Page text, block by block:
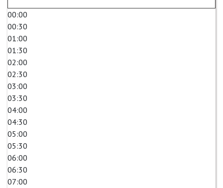
00:00
00:30
01:00
01:30
02:00
02:30
03:00
03:30
04:00
04:30
05:00
05:30
06:00
06:30
07:00